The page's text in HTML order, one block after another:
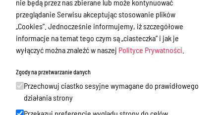
Zamówienia Publiczne
Tablica ogłoszeń
Dyżury Aptek w Powiecie Ostródzkim
Akty Prawne
Rejestry, ewidencje i archiwa
nie będą przez nas zbierane lub może kontynuować
przeglądanie Serwisu akceptując stosowanie plików
„Cookies”. Jednocześnie informujemy, iż szczegółowe
informacje na temat tego czym są „ciasteczka” i jak je
wyłączyć można znaleźć w naszej Polityce Prywatności
Zgody na przetwarzanie danych
Przechowuj ciastko sesyjne wymagane do prawidłowego
działania strony